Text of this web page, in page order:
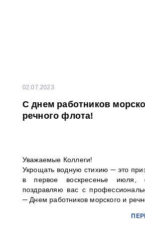
02.07.2023
С днем работников
речного флота!
Уважаемые Коллеги!
Укрощать водную стихию ─ это
в первое воскресенье
поздравляю вас с
─ Днем работников морского и